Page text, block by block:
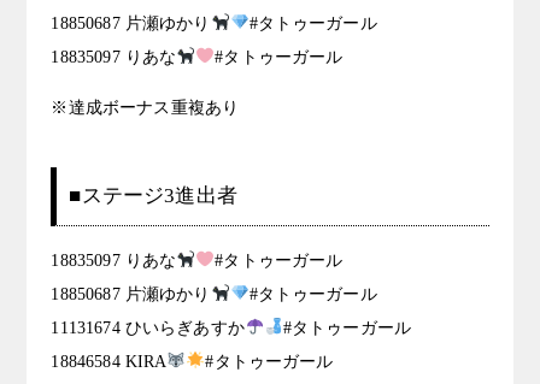
18850687 片瀬ゆかり
#タトゥーガール
18835097 りあな
#タトゥーガール
※達成ボーナス重複あり
■ステージ3進出者
18835097 りあな
#タトゥーガール
18850687 片瀬ゆかり
#タトゥーガール
11131674 ひいらぎあすか
#タトゥーガール
18846584 KIRA
#タトゥーガール